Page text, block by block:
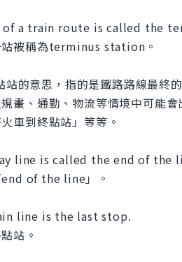
a train route is called the
站被稱為terminus station。
的意思，指的是鐵路路線最終
畫、通勤、物流等情境中可能
車到終點站」等等。
line is called the end of the
end of the line」。
line is the last stop.
站。